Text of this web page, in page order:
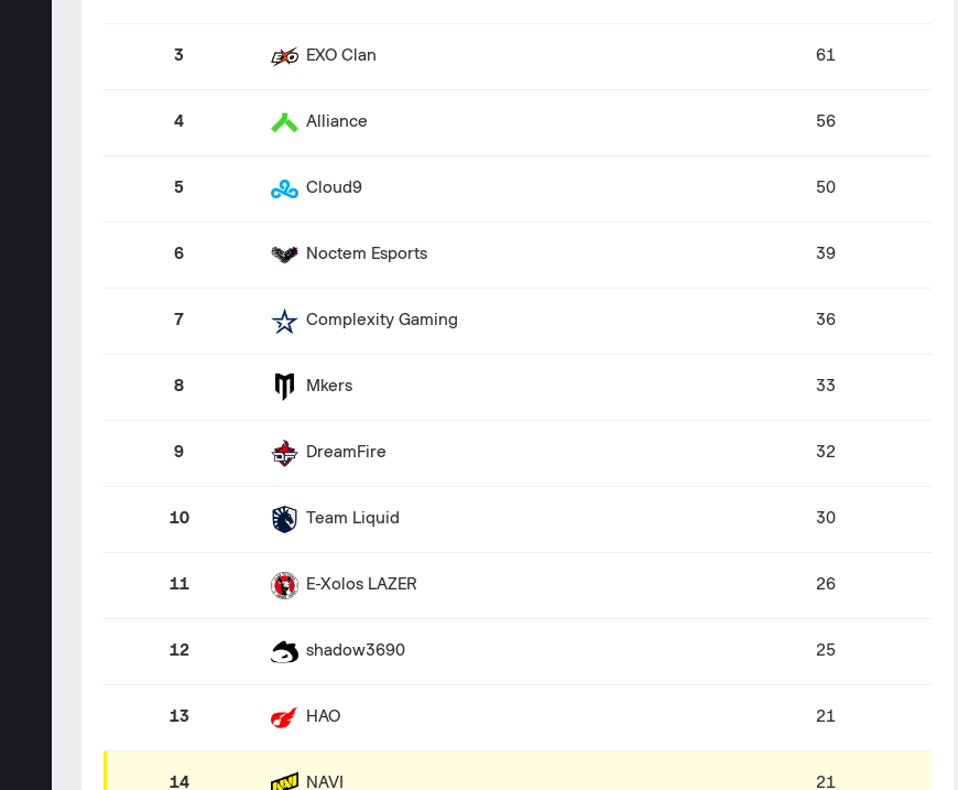
3 EXO Clan 61
4 Alliance 56
5 Cloud9 50
6 Noctem Esports 39
7 Complexity Gaming 36
8 Mkers 33
9 DreamFire 32
10 Team Liquid 30
11 E-Xolos LAZER 26
12 shadow3690 25
13 HAO 21
14 NAVI 21